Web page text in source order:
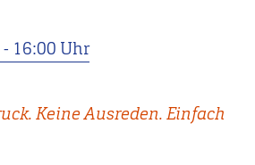
16:00 Uhr
Keine Ausreden. Einfach